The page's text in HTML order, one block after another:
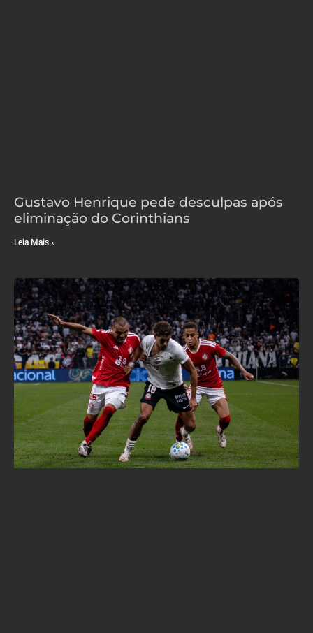
Gustavo Henrique pede desculpas após
eliminação do Corinthians
Leia Mais »